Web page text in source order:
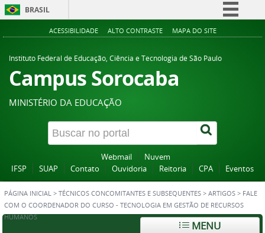
BRASIL
Simplifique!
Acesso à informação
Canais
ACESSIBILIDADE ALTO CONTRASTE MAPA DO SITE
Instituto Federal de Educação, Ciência e Tecnologia de São Paulo
Campus Sorocaba
MINISTÉRIO DA EDUCAÇÃO
Webmail
Nuvem
IFSP
SUAP Contato Ouvidoria Reitoria CPA Eventos
PÁGINA INICIAL > TÉCNICOS CONCOMITANTES E SUBSEQUENTES > ARTIGOS > FALE
COM O COORDENADOR DO CURSO - TECNOLOGIA EM GESTÃO DE RECURSOS
HUMANOS
MENU